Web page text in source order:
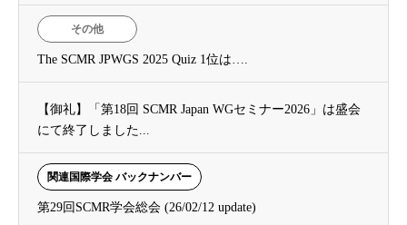
その他
The SCMR JPWGS 2025 Quiz 1位は….
【御礼】「第18回 SCMR Japan WGセミナー2026」は盛会
にて終了しました...
関連国際学会 バックナンバー
第29回SCMR学会総会 (26/02/12 update)